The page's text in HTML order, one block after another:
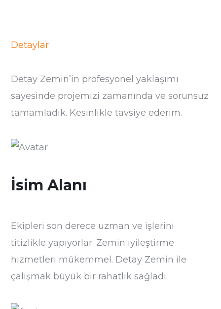
Detaylar
Detay Zemin’in profesyonel yaklaşımı
sayesinde projemizi zamanında ve sorunsuz
tamamladık. Kesinlikle tavsiye ederim.
İsim Alanı
Ekipleri son derece uzman ve işlerini
titizlikle yapıyorlar. Zemin iyileştirme
hizmetleri mükemmel. Detay Zemin ile
çalışmak büyük bir rahatlık sağladı.